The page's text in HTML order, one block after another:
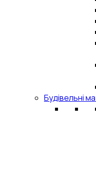
Будівельні